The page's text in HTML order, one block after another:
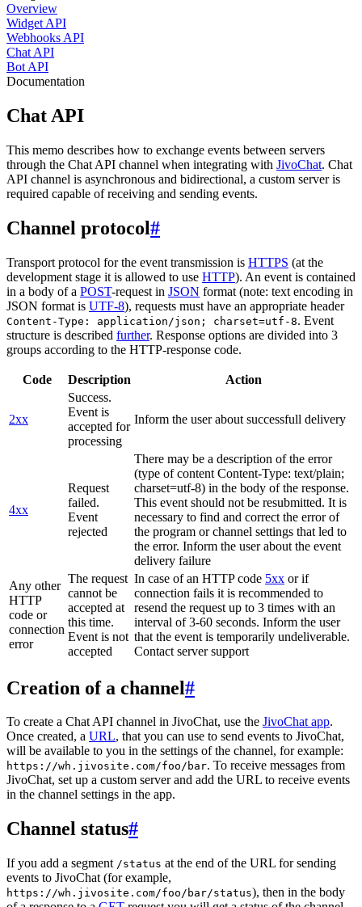
Overview
Widget API
Webhooks API
Chat API
Bot API
Documentation
Chat API
This memo describes how to exchange events between servers
through the Chat API channel when integrating with JivoChat. Chat
API channel is asynchronous and bidirectional, a custom server is
required capable of receiving and sending events.
Channel protocol#
Transport protocol for the event transmission is HTTPS (at the
development stage it is allowed to use HTTP). An event is contained
in a body of a POST-request in JSON format (note: text encoding in
JSON format is UTF-8), requests must have an appropriate header
Content-Type: application/json; charset=utf-8. Event
structure is described further. Response options are divided into 3
groups according to the HTTP-response code.
Code Description Action
2xx
Success.
Event is
accepted for
processing
Inform the user about successfull delivery
4xx
Request
failed.
Event
rejected
There may be a description of the error
(type of content Content-Type: text/plain;
charset=utf-8) in the body of the response.
This event should not be resubmitted. It is
necessary to find and correct the error of
the program or channel settings that led to
the error. Inform the user about the event
delivery failure
Any other
HTTP
code or
connection
error
The request
cannot be
accepted at
this time.
Event is not
accepted
In case of an HTTP code 5xx or if
connection fails it is recommended to
resend the request up to 3 times with an
interval of 3-60 seconds. Inform the user
that the event is temporarily undeliverable.
Contact server support
Creation of a channel#
To create a Chat API channel in JivoChat, use the JivoChat app.
Once created, a URL, that you can use to send events to JivoChat,
will be available to you in the settings of the channel, for example:
https://wh.jivosite.com/foo/bar. To receive messages from
JivoChat, set up a custom server and add the URL to receive events
in the channel settings in the app.
Channel status#
If you add a segment /status at the end of the URL for sending
events to JivoChat (for example,
https://wh.jivosite.com/foo/bar/status), then in the body